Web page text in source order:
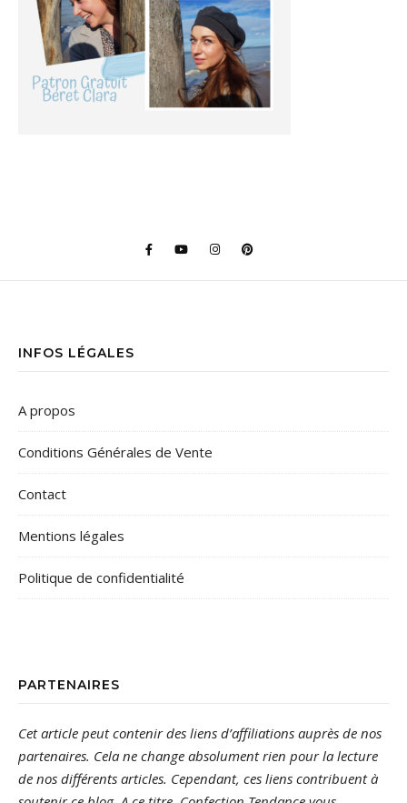
INFOS LÉGALES
A propos
Conditions Générales de Vente
Contact
Mentions légales
Politique de confidentialité
PARTENAIRES
Cet article peut contenir des liens d’affiliations auprès de nos
partenaires. Cela ne change absolument rien pour la lecture
de nos différents articles. Cependant, ces liens contribuent à